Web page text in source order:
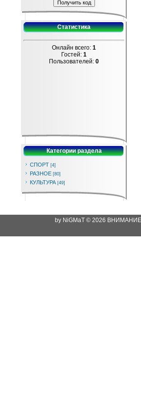
Статистика
Онлайн всего: 1
Гостей: 1
Пользователей: 0
Категории раздела
СПОРТ [4]
РАЗНОЕ [80]
КУЛЬТУРА [49]
by NiGMaT © 2026